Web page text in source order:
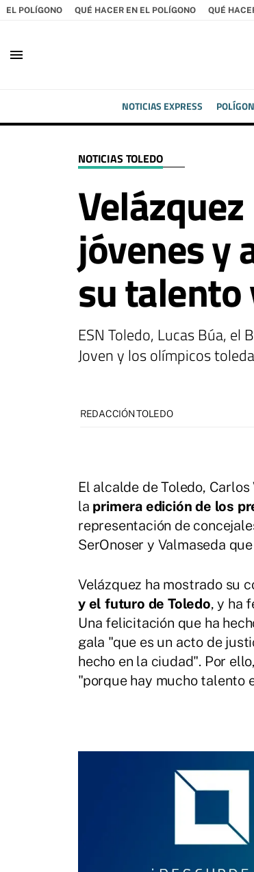
EL POLÍGONO QUÉ HACER EN EL POLÍGONO QUÉ
menu
NOTICIAS EXPRESS
NOTICIAS TOLEDO
jóvenes y
su talento
ESN Toledo, Lucas Búa, el
Joven y los olímpicos
REDACCIÓN TOLEDO
El alcalde de Toledo,
la primera edición de los
representación de
SerOnoser y Valmaseda
Velázquez ha mostrado su
y el futuro de Toledo, y ha
Una felicitación que ha
gala "que es un acto de
hecho en la ciudad". Por
"porque hay mucho talento